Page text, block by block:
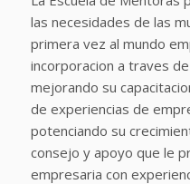
las necesidades de las
primera vez al mundo
incorporacion a traves
mejorando su
de experiencias de
potenciando su
consejo y apoyo que le
empresaria con